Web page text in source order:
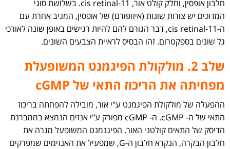
חלבון אופסין, וחלק קולט אור, 11-cis retinal. בשלושת סוגי
המדוכים יש צורות שונות (איזופורם) של אופסין, המגיב אחרת עם
ה-11-cis retinal, דבר הגורם להם להיות רגישים באופן שונה לאורכי
גל שונים בספקטרום. זהו הבסיס לראיית הצבעים השונים.
שלב 2. מולקולת הפיגמנט המשופעלת
מפחיתה את הריכוז התאי של cGMP
ההפעלה של מולקולת הפיגמנט ע"י אור, מובילה להפחתה בריכוז
התאי של ה- cGMP. ה- cGMP מפורק ע"י אנזים הנמצא בממברנת
הדיסק של התאים קולטני האור. הפיגנמנט המשופעל מגרה את
חלבון הבקרה, הנקרא חלבון ה-G, שמפעיל את האנזימים שמפרקים